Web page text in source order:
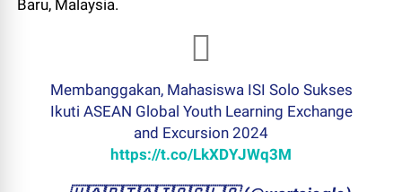
Baru, Malaysia.
Membanggakan, Mahasiswa ISI Solo Sukses
Ikuti ASEAN Global Youth Learning Exchange
and Excursion 2024
https://t.co/LkXDYJWq3M